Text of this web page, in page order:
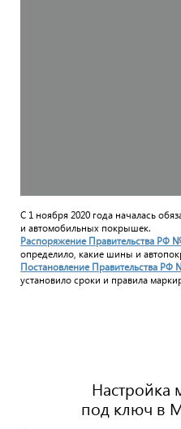
С 1 ноября 2020 года началась
и автомобильных покрышек.
Распоряжение Правительства РФ
определило, какие шины и
Постановление Правительства РФ
установило сроки и правила
Настройка
под ключ в